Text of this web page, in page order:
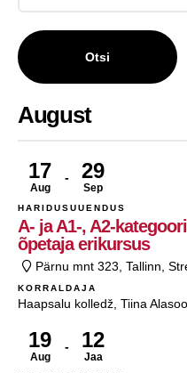
Otsi
August
17
Aug
29
Sep
HARIDUSUUENDUS
A- ja A1-, A2-
õpetaja erikursus
Pärnu mnt 323, Tallinn,
KORRALDAJA
Haapsalu kolledž, Tiina
19
Aug
12
Jaa